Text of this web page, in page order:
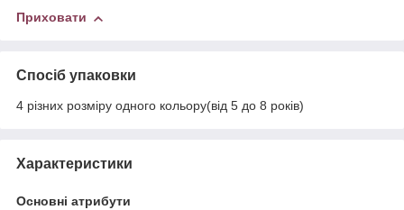
Приховати
Спосіб упаковки
4 різних розміру одного кольору(від 5 до 8 років)
Характеристики
Основні атрибути